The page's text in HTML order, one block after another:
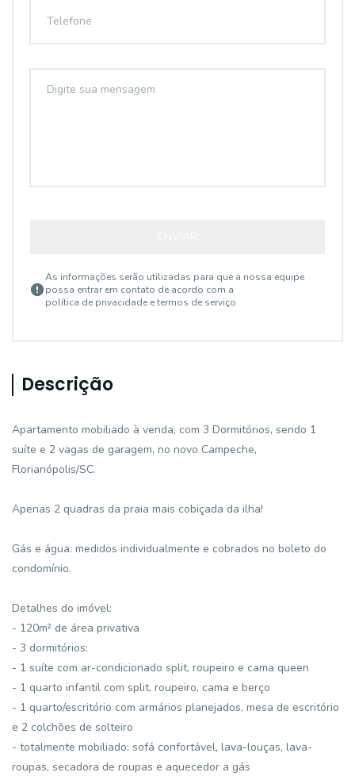
As informações serão utilizadas para que a nossa equipe
possa entrar em contato de acordo com a
política de privacidade e termos de serviço
Descrição
Apartamento mobiliado à venda, com 3 Dormitórios, sendo 1
suíte e 2 vagas de garagem, no novo Campeche,
Florianópolis/SC.
Apenas 2 quadras da praia mais cobiçada da ilha!
Gás e água: medidos individualmente e cobrados no boleto do
condomínio.
Detalhes do imóvel:
- 120m² de área privativa
- 3 dormitórios:
- 1 suíte com ar-condicionado split, roupeiro e cama queen
- 1 quarto infantil com split, roupeiro, cama e berço
- 1 quarto/escritório com armários planejados, mesa de escritório
e 2 colchões de solteiro
- totalmente mobiliado: sofá confortável, lava-louças, lava-
roupas, secadora de roupas e aquecedor a gás